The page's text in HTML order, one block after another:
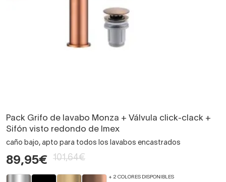
Pack Grifo de lavabo Monza + Válvula click-clack +
Sifón visto redondo de Imex
caño bajo, apto para todos los lavabos encastrados
89,95€ 101,64€
+ 2 COLORES DISPONIBLES